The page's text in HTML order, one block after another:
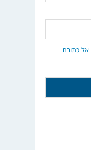
אל כתובת